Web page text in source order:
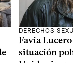
DERECHOS
Favia Lucero
situación